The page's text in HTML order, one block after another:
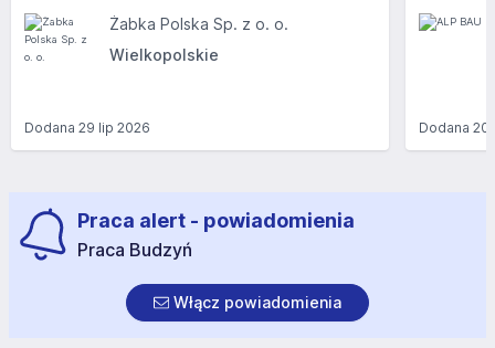
Żabka Polska Sp. z o. o.
Wielkopolskie
Dodana 29 lip 2026 Dodana20
Praca alert - powiadomienia
Praca Budzyń
Włącz powiadomienia